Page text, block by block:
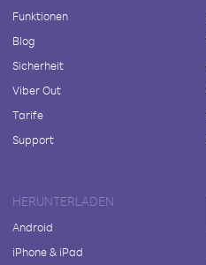
Funktionen
Blog
Sicherheit
Viber Out
Tarife
Support
HERUNTERLADEN
Android
iPhone & iPad